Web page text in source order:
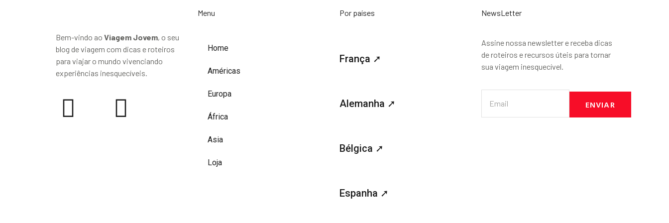
Bem-vindo ao Viagem Jovem, o seu
blog de viagem com dicas e roteiros
para viajar o mundo vivenciando
experiências inesquecíveis.
Menu
Home
Américas
Europa
África
Asia
Loja
Por países
França ➚
Alemanha ➚
Bélgica ➚
Espanha ➚
NewsLetter
Assine nossa newsletter e receba dicas
de roteiros e recursos úteis para tornar
sua viagem inesquecível.
ENVIAR